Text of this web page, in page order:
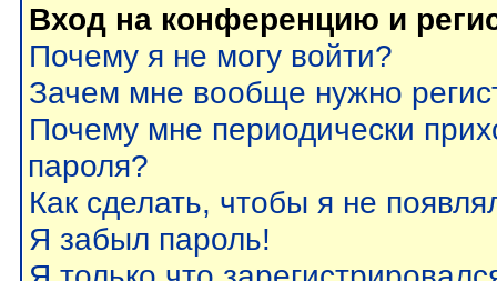
Вход на конференцию и
Почему я не могу войти?
Зачем мне вообще нужно
Почему мне периодически
пароля?
Как сделать, чтобы я не
Я забыл пароль!